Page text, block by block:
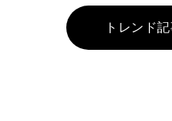
トレンド